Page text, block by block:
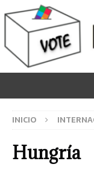
INICIO
Hungría